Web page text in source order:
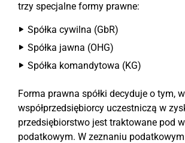
trzy specjalne formy prawne:
Spółka cywilna (GbR)
Spółka jawna (OHG)
Spółka komandytowa (KG)
Forma prawna spółki decyduje o tym,
współprzedsiębiorcy uczestniczą w
przedsiębiorstwo jest traktowane pod
podatkowym. W zeznaniu